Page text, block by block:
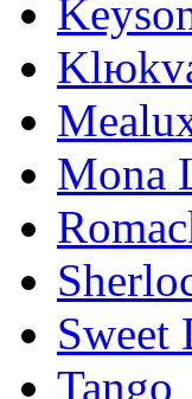
Mona
Sweet
Tango